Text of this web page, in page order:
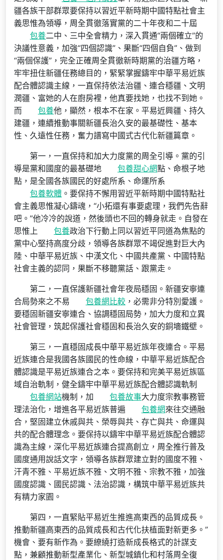
疆各族干部群眾要保持以習近平新時期中國特點社會主
義思惟為領導，周全貫徹落實黨的二十年夜和二十屆
包養二中、三中全會精力，深入貫通“兩個確立”的
決議性意義，加強“四個認識”、果斷“四個自負”、做到
“兩個保護”，完全正確周全貫徹新時期黨的治疆方略，
牢牢扭住新疆任務總目的，緊緊掌握鑄牢中華平易近族
配合體認識主線，一直保持依法治疆、連合穩疆、文明
潤疆、富她的人在廚房裡，他真要找她，也找不到她。
而
包養他，顯然，根本不在家。平易近興疆、持久
建疆，連續推動事關新疆長治久安的最基礎性、基本
性、久遠性任務，奮力譜寫中國式古代化新疆篇章。
第一，一直保持和加大力度黨的周全引導。黨的引
導是黨和國度的最基礎地
包養甜心網點、命根子地
點，是全國各族國民的好處所系、命運所系
包養軟體 。要保持不懈用習近平新時期中國特點社
會主義思惟凝心鑄魂，“小拓還有事要處理，我們先告辭
吧。”他冷冷的說道，然後頭也不回的轉身就走。自發在
思惟上
包養政治下行動上同以習近平同道為焦點的
黨中心堅持高度分歧，領導各族群眾不竭促進對巨大內
陸、中華平易近族、中漢文化、中國共產黨、中國特點
社會主義的認同，果斷不移聽黨話、跟黨走。
第二，一直保護新疆社會年夜局穩固。新疆安寧連
合局勢來之不易
包養網比較 ，必需非分特別愛護。
要穩固新疆安寧連合、協調穩固局勢，加大力度和立異
社會管理，筑起保護社會穩固和長治久安的銅墻鐵壁。
第三，一直穩固成長中華平易近族年夜連合。平易
近族連合是我國各族國民的性命線，中華平易近族配合
體認識是平易近族連合之本。要保持和完美平易近族區
域自治軌制，健全鑄牢中華平易近族配合體認識軌制
包養網站機制，加 包養故事大力度宗教事務管
理法治化，增進各平易近族普遍
包養網來往交通融
合，堅固建立休戚與共、榮辱與共、存亡與共、命運與
共的配合體理念。要保持以鑄牢中華平易近族配合體認
識為主線，深化平易近族連合提高創立，周全推行普及
國度通用說話文字，領導各族群眾建立對的國度不雅、
汗青不雅、平易近族不雅、文明不雅、宗教不雅，加強
國度認識、國民認識、法治認識，構筑中華平易近族共
有精力家園。
第四，一直緊貼平易近生推進高東西的品質成長。
推動新疆高東西的品質成長和古代化扶植面對新更多。”
機會、要有新作為。要繚繞打造新成長格式的計謀支
點，兼顧推動新型產業化、新型城鎮化和村落周全復